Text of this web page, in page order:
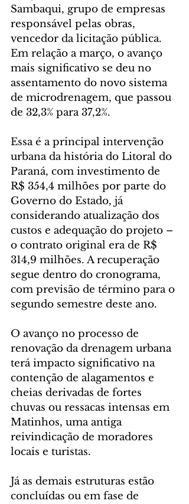
Sambaqui, grupo de empresas
responsável pelas obras,
vencedor da licitação pública.
Em relação a março, o avanço
mais significativo se deu no
assentamento do novo sistema
de microdrenagem, que passou
de 32,3% para 37,2%.
Essa é a principal intervenção
urbana da história do Litoral do
Paraná, com investimento de
R$ 354,4 milhões por parte do
Governo do Estado, já
considerando atualização dos
custos e adequação do projeto –
o contrato original era de R$
314,9 milhões. A recuperação
segue dentro do cronograma,
com previsão de término para o
segundo semestre deste ano.
O avanço no processo de
renovação da drenagem urbana
terá impacto significativo na
contenção de alagamentos e
cheias derivadas de fortes
chuvas ou ressacas intensas em
Matinhos, uma antiga
reivindicação de moradores
locais e turistas.
Já as demais estruturas estão
concluídas ou em fase de